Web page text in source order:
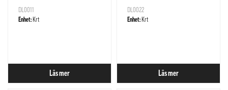
DL0011
Enhet: Krt
Läs mer
DL0022
Enhet: Krt
Läs mer